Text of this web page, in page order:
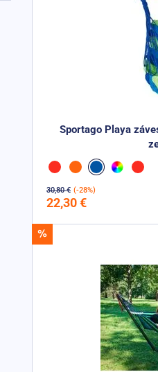
Sportago Playa
30,80 € (-28%)
22,30 €